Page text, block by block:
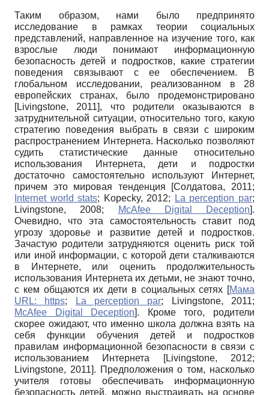
Таким образом, нами было предпринято
исследование в рамках теории социальных
представлений, направленное на изучение того, как
взрослые люди понимают информационную
безопасность детей и подростков, какие стратегии
поведения связывают с ее обеспечением. В
глобальном исследовании, реализованном в 28
европейских странах, было продемонстрировано
[Livingstone, 2011], что родители оказываются в
затруднительной ситуации, относительно того, какую
стратегию поведения выбрать в связи с широким
распространением Интернета. Насколько позволяют
судить статистические данные относительно
использования Интернета, дети и подростки
достаточно самостоятельно используют Интернет,
причем это мировая тенденция [Солдатова, 2011;
Internet world stats; Kopecky, 2012; La perception par;
Livingstone, 2008; McAfee Digital Deception].
Очевидно, что эта самостоятельность ставит под
угрозу здоровье и развитие детей и подростков.
Зачастую родители затрудняются оценить риск той
или иной информации, с которой дети сталкиваются
в Интернете, или оценить продолжительность
использования Интернета их детьми, не знают точно,
с кем общаются их дети в социальных сетях [Мама
URL: https; La perception par; Livingstone, 2011;
McAfee Digital Deception]. Кроме того, родители
скорее ожидают, что именно школа должна взять на
себя функции обучения детей и подростков
правилам информационной безопасности в связи с
использованием Интернета
[Livingstone, 2012;
Livingstone, 2011]. Предположения о том, насколько
учителя готовы обеспечивать информационную
безопасность детей, можно выстраивать на основе